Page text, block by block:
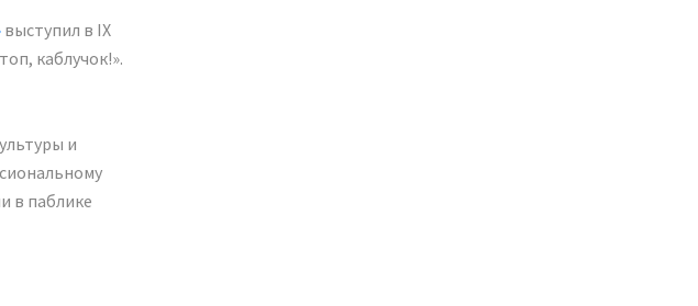
выступил в IX
каблучок!».
и
в паблике